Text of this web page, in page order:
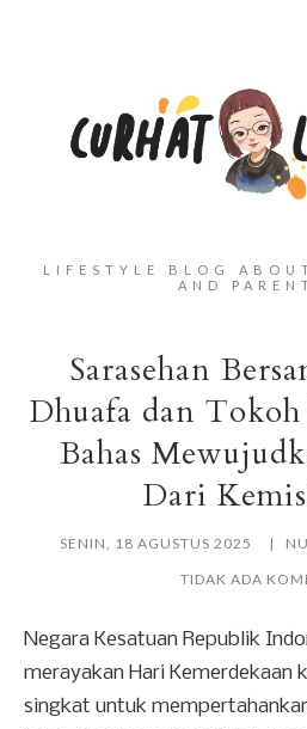
LIFESTYLE BLOG
AND
Sarasehan
Dhuafa dan Tokoh
Bahas
Dari
SENIN, 18 AGUSTUS 2025
TIDAK ADA
Negara Kesatuan Republik
merayakan Hari Kemerdekaan
singkat untuk